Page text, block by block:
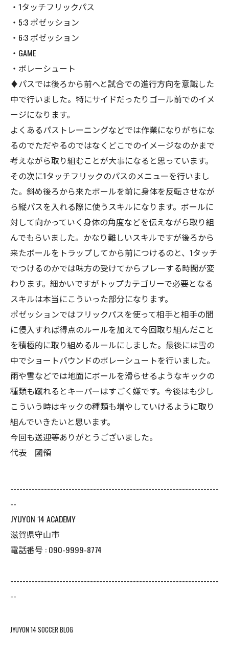
・1タッチフリックパス
・5:3 ポゼッション
・6:3 ポゼッション
・GAME
・ボレーシュート
♦︎パスでは後ろから前へと試合での進行方向を意識した
中で行いました。特にサイドだったりゴール前でのイメ
ージになります。
よくあるパストレーニングなどでは作業になりがちにな
るのでただやるのではなくどこでのイメージなのかまで
考えながら取り組むことが大事になると思っています。
その次に1タッチフリックのパスのメニューを行いまし
た。斜め後ろから来たボールを前に身体を反転させなが
ら縦パスを入れる際に使うスキルになります。ボールに
対して向かっていく身体の角度などを伝えながら取り組
んでもらいました。かなり難しいスキルですが後ろから
来たボールをトラップしてから前につけるのと、1タッチ
でつけるのかでは味方の受けてからプレーする時間が変
わります。細かいですがトップカテゴリーで必要となる
スキルは本当にこういった部分になります。
ポゼッションではフリックパスを使って相手と相手の間
に侵入すれば得点のルールを加えて今回取り組んだこと
を積極的に取り組めるルールにしました。最後には雪の
中でショートバウンドのボレーシュートを行いました。
雨や雪などでは地面にボールを滑らせるようなキックの
種類も蹴れるとキーパーはすごく嫌です。今後はも少し
こういう時はキックの種類も増やしていけるように取り
組んでいきたいと思います。
今回も送迎等ありがとうございました。
代表 國領
--------------------------------------------------------------------
--
JYUYON 14 ACADEMY
滋賀県守山市
電話番号 : 090-9999-8774
--------------------------------------------------------------------
--
JYUYON 14 SOCCER BLOG